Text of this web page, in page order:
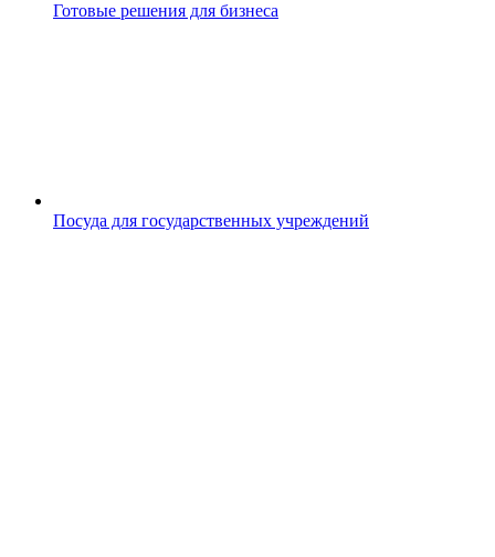
Готовые решения для бизнеса
Посуда для государственных учреждений